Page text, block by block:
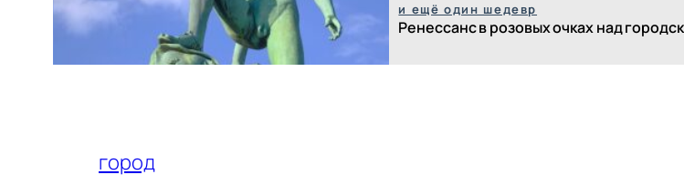
и ещё один шедевр
Ренессанс в розовых очках над
город